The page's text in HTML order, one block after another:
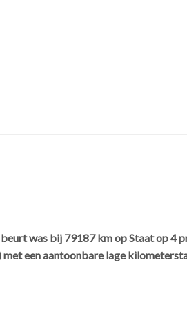
was bij 79187 km op Staat op 4
een aantoonbare lage